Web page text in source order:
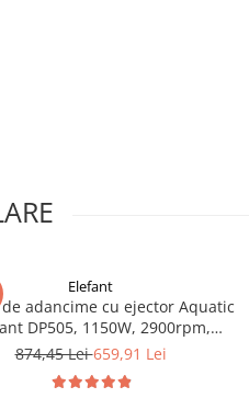
Elefant
de adancime cu ejector Aquatic
DP505, 1150W, 2900rpm,
max. 40m, Debit max 100
874,45 Lei659,91 Lei